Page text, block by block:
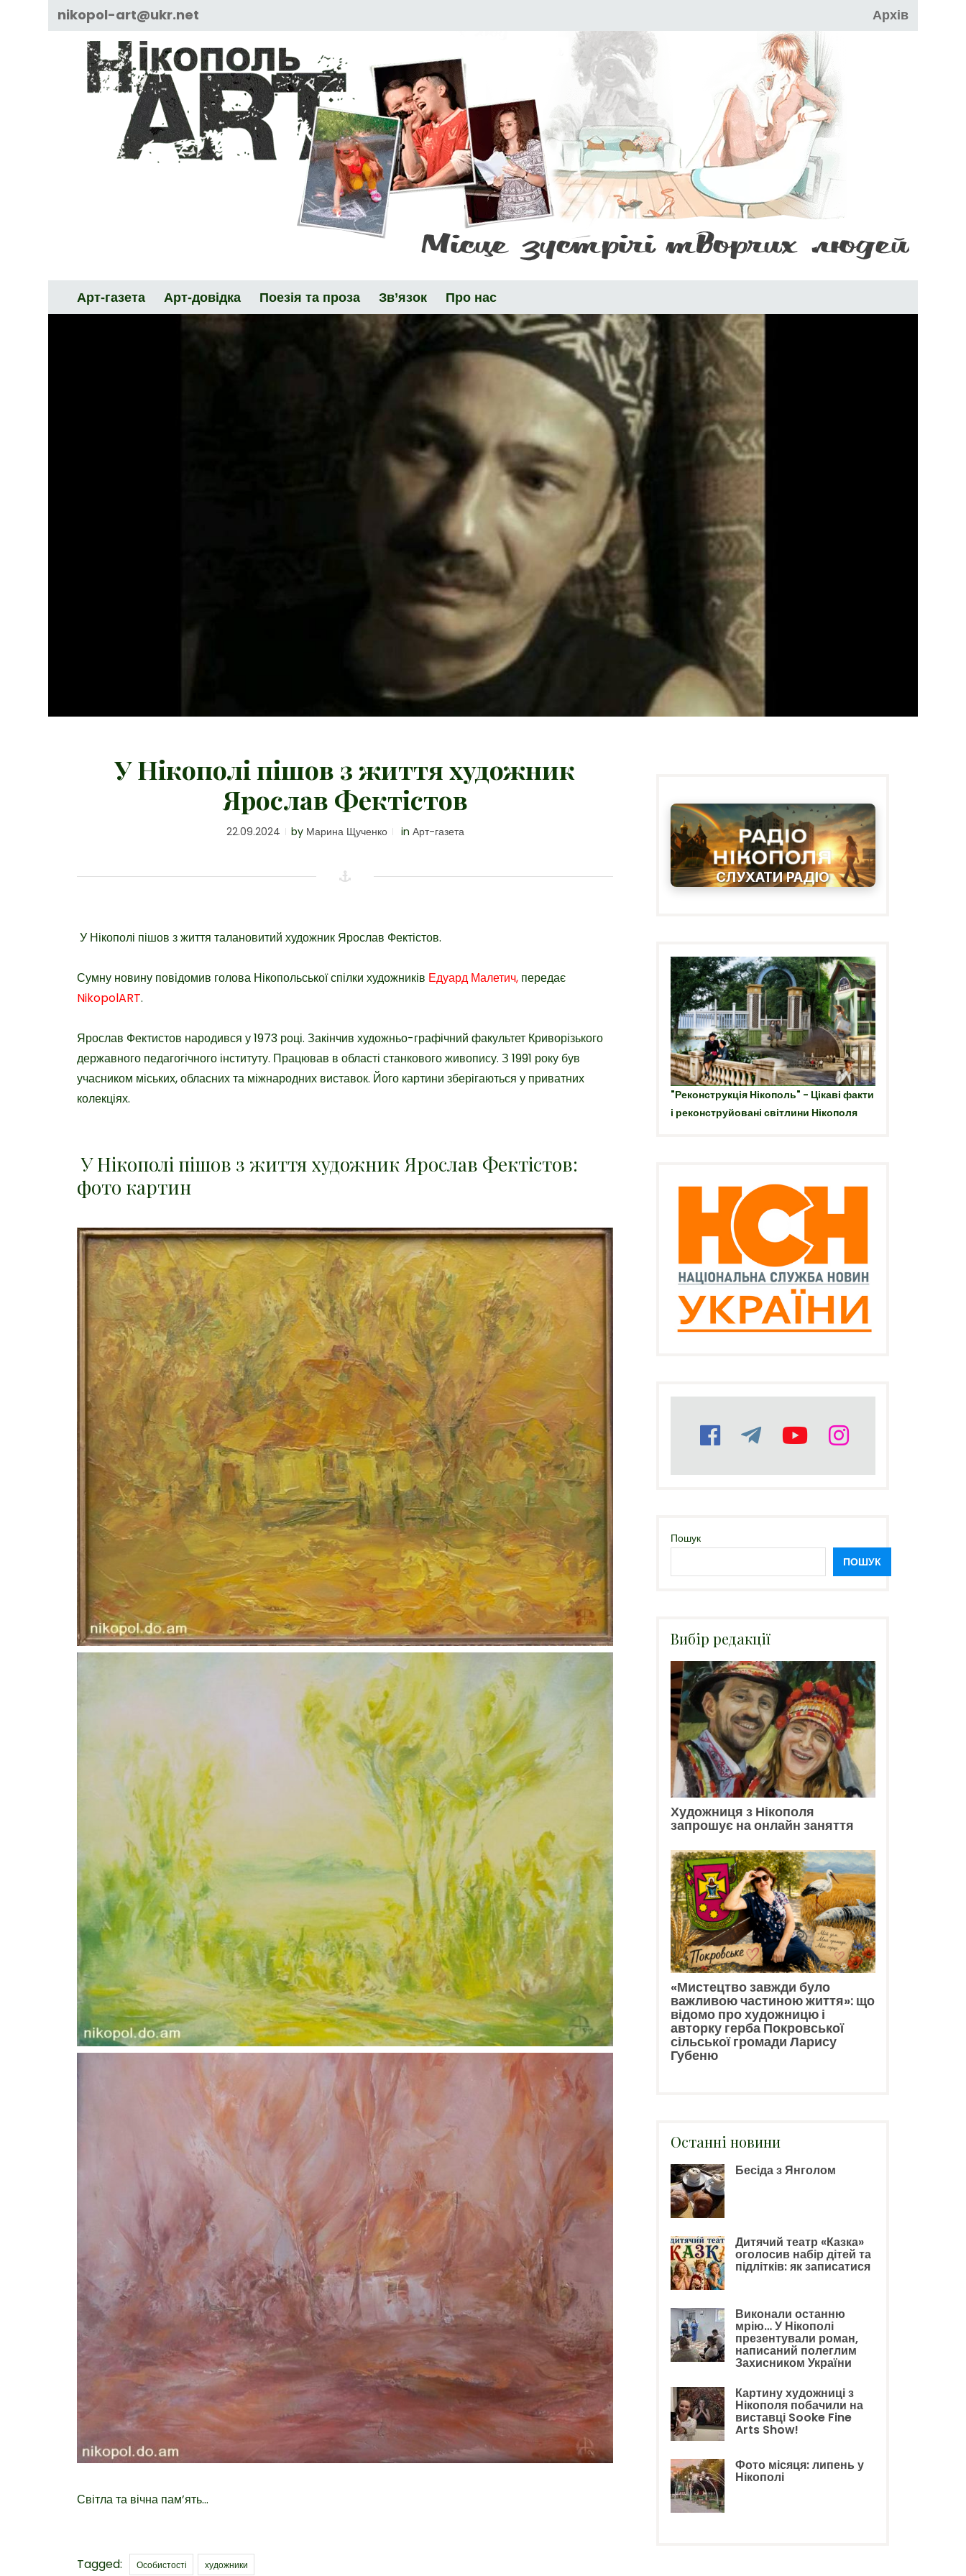
nikopol-art@ukr.net Архів
Арт-газета Арт-довідка Поезія та проза Зв’язок Про нас
У Нікополі пішов з життя художник
Ярослав Фектістов
22.09.2024 by Марина Щученко in Арт-газета
У Нікополі пішов з життя талановитий художник Ярослав Фектістов.
Сумну новину повідомив голова Нікопольської спілки художників Едуард Малетич, передає
NikopolART.
Ярослав Фектистов народився у 1973 році. Закінчив художньо-графічний факультет Криворізького
державного педагогічного інституту. Працював в області станкового живопису. З 1991 року був
учасником міських, обласних та міжнародних виставок. Його картини зберігаються у приватних
колекціях.
У Нікополі пішов з життя художник Ярослав Фектістов:
фото картин
Світла та вічна пам’ять…
Tagged: Tags
Особистості художники
СЛУХАТИ РАДІО
"Реконструкція Нікополь" - Цікаві факти
і реконструйовані світлини Нікополя
Пошук
ПОШУК
Вибір редакції
Художниця з Нікополя
запрошує на онлайн заняття
«Мистецтво завжди було
важливою частиною життя»: що
відомо про художницю і
авторку герба Покровської
сільської громади Ларису
Губеню
Останні новини
Бесіда з Янголом
Дитячий театр «Казка»
оголосив набір дітей та
підлітків: як записатися
Виконали останню
мрію… У Нікополі
презентували роман,
написаний полеглим
Захисником України
Картину художниці з
Нікополя побачили на
виставці Sooke Fine
Arts Show!
Фото місяця: липень у
Нікополі